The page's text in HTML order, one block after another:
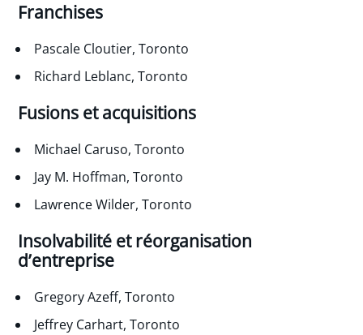
Franchises
Pascale Cloutier, Toronto
Richard Leblanc, Toronto
Fusions et acquisitions
Michael Caruso, Toronto
Jay M. Hoffman, Toronto
Lawrence Wilder, Toronto
Insolvabilité et réorganisation
d’entreprise
Gregory Azeff, Toronto
Jeffrey Carhart, Toronto